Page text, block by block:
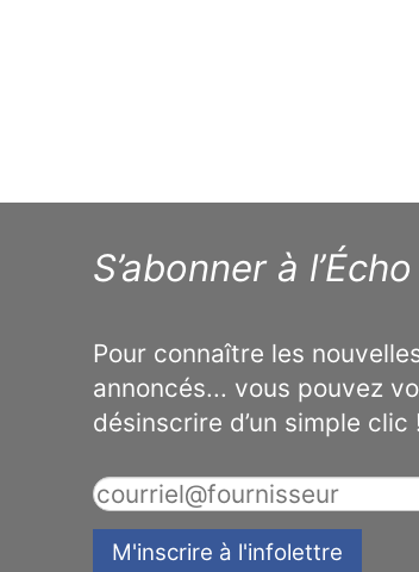
S’abonner à
Pour connaître les
annoncés... vous pouvez
désinscrire d’un simple clic !